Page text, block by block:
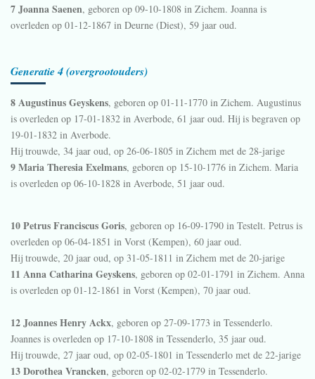
7 Joanna Saenen, geboren op 09-10-1808 in Zichem. Joanna is
overleden op 01-12-1867 in Deurne (Diest), 59 jaar oud.
Generatie 4 (overgrootouders)
8 Augustinus Geyskens, geboren op 01-11-1770 in Zichem. Augustinus
is overleden op 17-01-1832 in Averbode, 61 jaar oud. Hij is begraven op
19-01-1832 in Averbode.
Hij trouwde, 34 jaar oud, op 26-06-1805 in Zichem met de 28-jarige
9 Maria Theresia Exelmans, geboren op 15-10-1776 in Zichem. Maria
is overleden op 06-10-1828 in Averbode, 51 jaar oud.
10 Petrus Franciscus Goris, geboren op 16-09-1790 in Testelt. Petrus is
overleden op 06-04-1851 in Vorst (Kempen), 60 jaar oud.
Hij trouwde, 20 jaar oud, op 31-05-1811 in Zichem met de 20-jarige
11 Anna Catharina Geyskens, geboren op 02-01-1791 in Zichem. Anna
is overleden op 01-12-1861 in Vorst (Kempen), 70 jaar oud.
12 Joannes Henry Ackx, geboren op 27-09-1773 in Tessenderlo.
Joannes is overleden op 17-10-1808 in Tessenderlo, 35 jaar oud.
Hij trouwde, 27 jaar oud, op 02-05-1801 in Tessenderlo met de 22-jarige
13 Dorothea Vrancken, geboren op 02-02-1779 in Tessenderlo.